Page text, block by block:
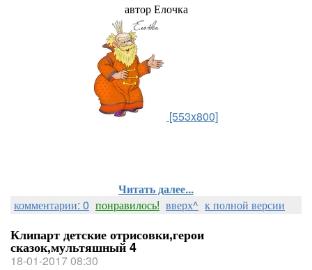
автор Елочка
[553x800]
Читать далее...
комментарии: 0 понравилось! вверх^ к полной версии
Клипарт детские отрисовки,герои
сказок,мультяшный 4
18-01-2017 08:30